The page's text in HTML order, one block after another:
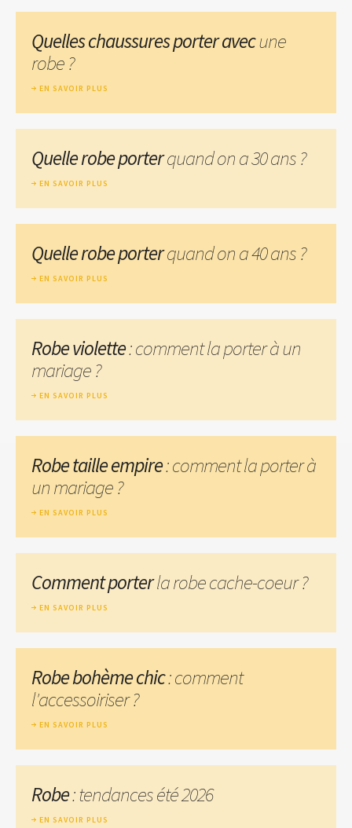
Quelles chaussures porter avecune
robe ?
EN SAVOIR PLUS
Quelle robe porterquand on a 30 ans ?
EN SAVOIR PLUS
Quelle robe porterquand on a 40 ans ?
EN SAVOIR PLUS
Robe violette: comment la porter à un
mariage ?
EN SAVOIR PLUS
Robe taille empire: comment la porter à
un mariage ?
EN SAVOIR PLUS
Comment porterla robe cache-coeur ?
EN SAVOIR PLUS
Robe bohème chic: comment
l'accessoiriser ?
EN SAVOIR PLUS
Robe: tendances été 2026
EN SAVOIR PLUS